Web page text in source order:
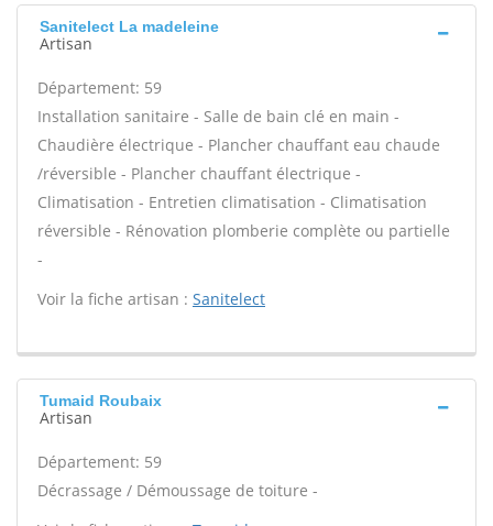
Sanitelect La madeleine
Artisan
Département: 59
Installation sanitaire - Salle de bain clé en main -
Chaudière électrique - Plancher chauffant eau chaude
/réversible - Plancher chauffant électrique -
Climatisation - Entretien climatisation - Climatisation
réversible - Rénovation plomberie complète ou partielle
-
Voir la fiche artisan : Sanitelect
Tumaid Roubaix
Artisan
Département: 59
Décrassage / Démoussage de toiture -